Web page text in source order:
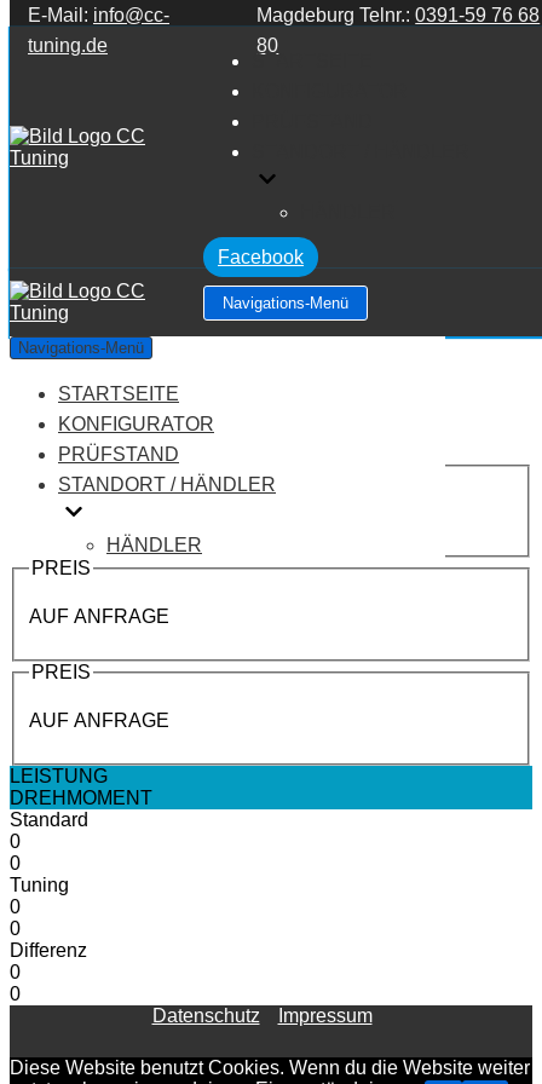
Zum Inhalt springen
E-Mail: info@cc-
tuning.de
Magdeburg Telnr.:0391-59 76 68
80
STARTSEITE
Facebook
Navigations-Menü
Navigations-Menü
STARTSEITE
KONFIGURATOR
PRÜFSTAND
STANDORT / HÄNDLER
HÄNDLER
Mazda Mx 3 1.8 V6
Leistung:133 PS
Drehmoment: 156 NM
Motortyp:Benziner
PREIS
AUF ANFRAGE
PREIS
AUF ANFRAGE
PREIS
AUF ANFRAGE
LEISTUNG
DREHMOMENT
Standard
0
0
Tuning
0
0
Differenz
0
0
Datenschutz
Impressum
Diese Website benutzt Cookies. Wenn du die Website weiter